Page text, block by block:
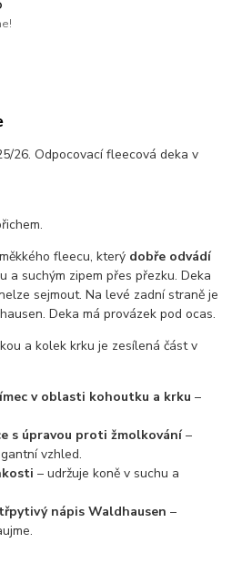
26. Odpocovací fleecová deka v
fleecu, který dobře odvádí
a suchým zipem přes přezku. Deka
sejmout. Na levé zadní straně je
Deka má provázek pod ocas.
a kolek krku je zesílená část v
v oblasti kohoutku a krku –
s úpravou proti žmolkování–
vzhled.
– udržuje koně v suchu a
nápis Waldhausen –